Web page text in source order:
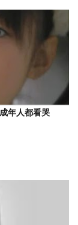
年人都看哭